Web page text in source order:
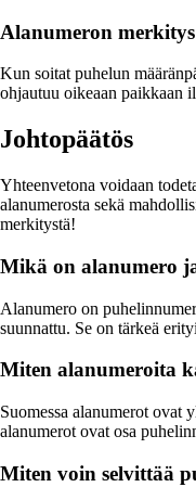
Alanumeron
Kun soitat puhelun
ohjautuu oikeaan paikkaan
Johtopäätös
Yhteenvetona voidaan
alanumerosta sekä
merkitystä!
Mikä on alanumero
Alanumero on
suunnattu. Se on tärkeä
Miten alanumeroita
Suomessa alanumerot ovat
alanumerot ovat osa
Miten voin selvittää